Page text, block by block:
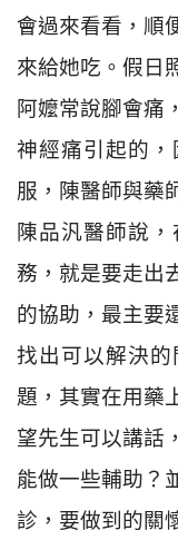
會過來看看，順
來給她吃。假日
阿嬤常說腳會痛
神經痛引起的
服，陳醫師與藥
陳品汎醫師說
務，就是要走出
的協助，最主要
找出可以解決
題，其實在用藥
望先生可以講話
能做一些輔助？
診，要做到的關